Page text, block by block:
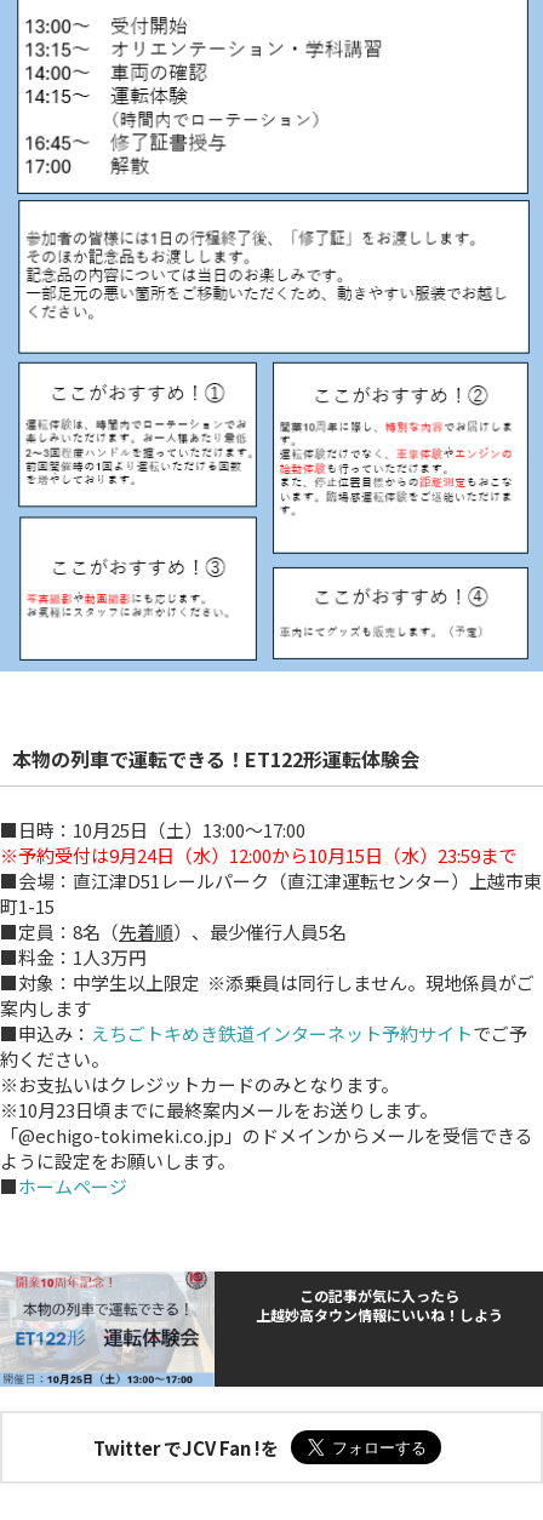
本物の列車で運転できる！ET122形運転体験会
■日時：10月25日（土）13:00～17:00
※予約受付は9月24日（水）12:00から10月15日（水）23:59まで
■会場：直江津D51レールパーク（直江津運転センター）上越市東
町1-15
■定員：8名（先着順）、最少催行人員5名
■料金：1人3万円
■対象：中学生以上限定 ※添乗員は同行しません。現地係員がご
案内します
■申込み： えちごトキめき鉄道インターネット予約サイトでご予
約ください。
※お支払いはクレジットカードのみとなります。
※10月23日頃までに最終案内メールをお送りします。
「@echigo-tokimeki.co.jp」のドメインからメールを受信できる
ように設定をお願いします。
■ホームページ
この記事が気に入ったら
上越妙高タウン情報にいいね！しよう
Twitter でJCV Fan !を